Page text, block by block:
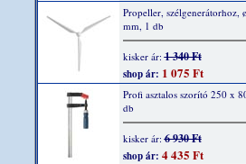
Propeller, szélgenerátorhoz,
mm, 1 db
kisker ár:1 340 Ft
shop ár: 1 075 Ft
Profi asztalos szorító 250 x
db
kisker ár:6 930 Ft
shop ár: 4 435 Ft